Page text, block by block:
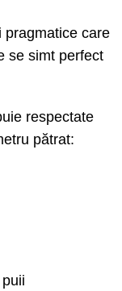
pragmatice care
se simt perfect
respectate
pătrat: